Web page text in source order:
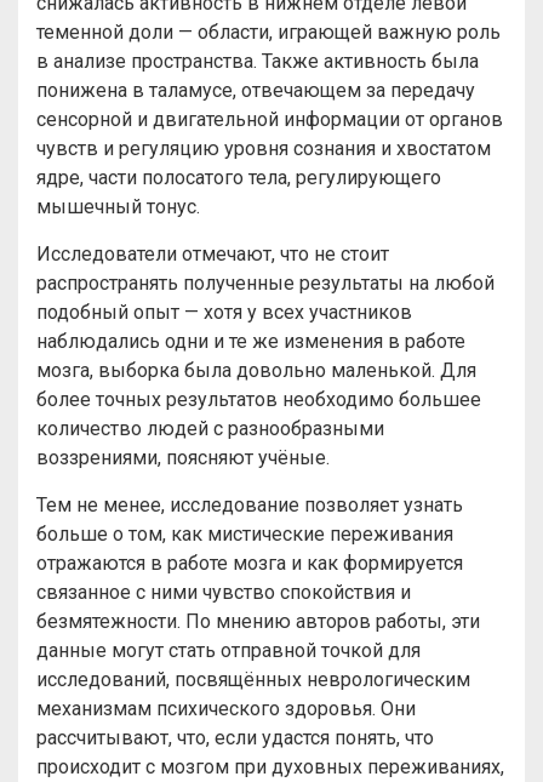
теменной доли — области, играющей важную роль
в анализе пространства. Также активность была
понижена в таламусе, отвечающем за передачу
сенсорной и двигательной информации от органов
чувств и регуляцию уровня сознания и хвостатом
ядре, части полосатого тела, регулирующего
мышечный тонус.
Исследователи отмечают, что не стоит
распространять полученные результаты на любой
подобный опыт — хотя у всех участников
наблюдались одни и те же изменения в работе
мозга, выборка была довольно маленькой. Для
более точных результатов необходимо большее
количество людей с разнообразными
воззрениями, поясняют учёные.
Тем не менее, исследование позволяет узнать
больше о том, как мистические переживания
отражаются в работе мозга и как формируется
связанное с ними чувство спокойствия и
безмятежности. По мнению авторов работы, эти
данные могут стать отправной точкой для
исследований, посвящённых неврологическим
механизмам психического здоровья. Они
рассчитывают, что, если удастся понять, что
происходит с мозгом при духовных переживаниях,